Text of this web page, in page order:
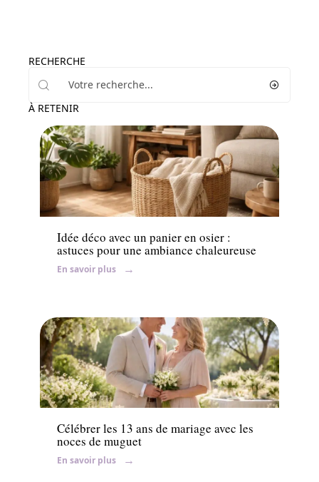
RECHERCHE
À RETENIR
Ambiance
Idée déco avec un panier en osier :
astuces pour une ambiance chaleureuse
En savoir plus
Mariage
Célébrer les 13 ans de mariage avec les
noces de muguet
En savoir plus